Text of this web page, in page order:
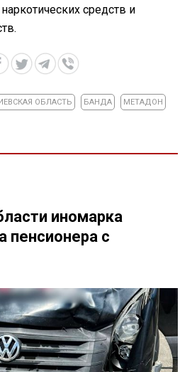
средств и
ОБЛАСТЬ БАНДА МЕТАДОН
иномарка
пенсионера с